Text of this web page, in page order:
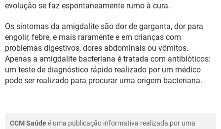
evolução se faz espontaneamente rumo à cura.
Os sintomas da amigdalite são dor de garganta, dor para
engolir, febre, e mais raramente e em crianças com
problemas digestivos, dores abdominais ou vômitos.
Apenas a amigdalite bacteriana é tratada com antibióticos:
um teste de diagnóstico rápido realizado por um médico
pode ser realizado para procurar uma origem bacteriana.
CCM Saúdeé uma publicação informativa realizada por uma